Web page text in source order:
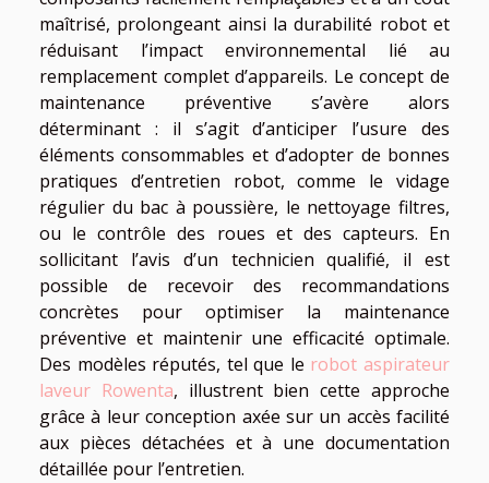
maîtrisé, prolongeant ainsi la durabilité robot et
réduisant l’impact environnemental lié au
remplacement complet d’appareils. Le concept de
maintenance préventive s’avère alors
déterminant : il s’agit d’anticiper l’usure des
éléments consommables et d’adopter de bonnes
pratiques d’entretien robot, comme le vidage
régulier du bac à poussière, le nettoyage filtres,
ou le contrôle des roues et des capteurs. En
sollicitant l’avis d’un technicien qualifié, il est
possible de recevoir des recommandations
concrètes pour optimiser la maintenance
préventive et maintenir une efficacité optimale.
Des modèles réputés, tel que le robot aspirateur
laveur Rowenta, illustrent bien cette approche
grâce à leur conception axée sur un accès facilité
aux pièces détachées et à une documentation
détaillée pour l’entretien.